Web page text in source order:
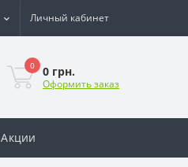
Личный кабинет
0 0 грн.
Оформить заказ
Акции